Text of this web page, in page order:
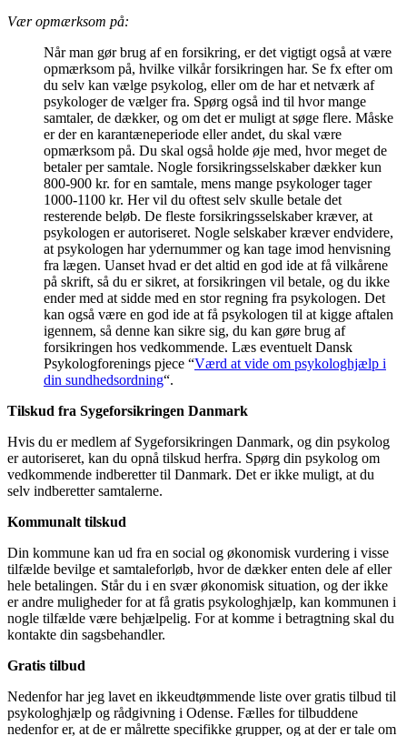
Vær opmærksom på:
Når man gør brug af en forsikring, er det vigtigt også at være
opmærksom på, hvilke vilkår forsikringen har. Se fx efter om
du selv kan vælge psykolog, eller om de har et netværk af
psykologer de vælger fra. Spørg også ind til hvor mange
samtaler, de dækker, og om det er muligt at søge flere. Måske
er der en karantæneperiode eller andet, du skal være
opmærksom på. Du skal også holde øje med, hvor meget de
betaler per samtale. Nogle forsikringsselskaber dækker kun
800-900 kr. for en samtale, mens mange psykologer tager
1000-1100 kr. Her vil du oftest selv skulle betale det
resterende beløb. De fleste forsikringsselskaber kræver, at
psykologen er autoriseret. Nogle selskaber kræver endvidere,
at psykologen har ydernummer og kan tage imod henvisning
fra lægen. Uanset hvad er det altid en god ide at få vilkårene
på skrift, så du er sikret, at forsikringen vil betale, og du ikke
ender med at sidde med en stor regning fra psykologen. Det
kan også være en god ide at få psykologen til at kigge aftalen
igennem, så denne kan sikre sig, du kan gøre brug af
forsikringen hos vedkommende. Læs eventuelt Dansk
Psykologforenings pjece “Værd at vide om psykologhjælp i
din sundhedsordning“.
Tilskud fra Sygeforsikringen Danmark
Hvis du er medlem af Sygeforsikringen Danmark, og din psykolog
er autoriseret, kan du opnå tilskud herfra. Spørg din psykolog om
vedkommende indberetter til Danmark. Det er ikke muligt, at du
selv indberetter samtalerne.
Kommunalt tilskud
Din kommune kan ud fra en social og økonomisk vurdering i visse
tilfælde bevilge et samtaleforløb, hvor de dækker enten dele af eller
hele betalingen. Står du i en svær økonomisk situation, og der ikke
er andre muligheder for at få gratis psykologhjælp, kan kommunen i
nogle tilfælde være behjælpelig. For at komme i betragtning skal du
kontakte din sagsbehandler.
Gratis tilbud
Nedenfor har jeg lavet en ikkeudtømmende liste over gratis tilbud til
psykologhjælp og rådgivning i Odense. Fælles for tilbuddene
nedenfor er, at de er målrette specifikke grupper, og at der er tale om